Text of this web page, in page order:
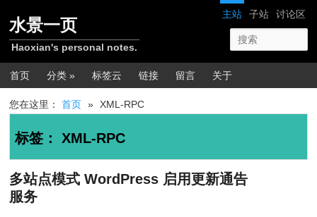
网站导航
主站 子站 讨论区
水景一页
Haoxian's personal notes.
主菜单
首页 分类 » 标签云 链接 留言 关于
您在这里：首页 » XML-RPC
标签：XML-RPC
多站点模式 WordPress 启用更新通告
服务